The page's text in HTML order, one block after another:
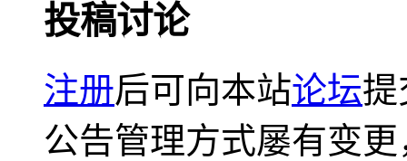
投稿讨论
注册后可向本站论坛提
公告管理方式屡有变